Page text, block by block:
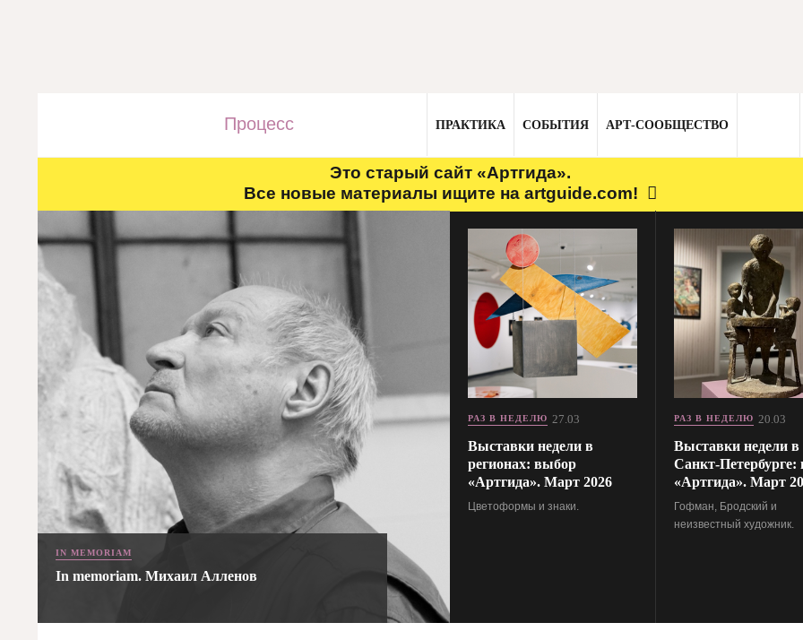
Процесс ПРАКТИКА СОБЫТИЯ АРТ-СООБЩЕСТВО
Это старый сайт «Артгида».
Все новые материалы ищите на artguide.com!
IN MEMORIAM
In memoriam. Михаил Алленов
РАЗ В НЕДЕЛЮ 27.03
Выставки недели в
регионах: выбор
«Артгида». Март 2026
Цветоформы и знаки.
РАЗ В НЕДЕЛЮ 20.03
Выставки недели в
Санкт-Петербурге:
«Артгида». Март
Гофман, Бродский и
неизвестный художник.